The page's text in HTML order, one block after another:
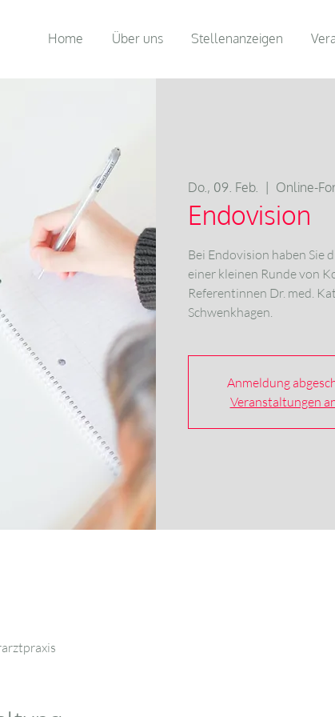
Home Über uns Stellenanzeigen
Do., 09. Feb. Online-
Endovision
Bei Endovision haben Sie
einer kleinen Runde von
Referentinnen Dr. med.
Anmeldung
Veranstaltungen